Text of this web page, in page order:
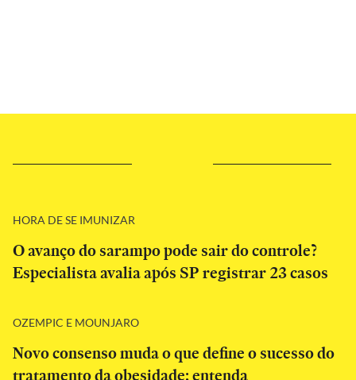
HORA DE SE IMUNIZAR
O avanço do sarampo pode sair do controle?
Especialista avalia após SP registrar 23 casos
OZEMPIC E MOUNJARO
Novo consenso muda o que define o sucesso do
tratamento da obesidade; entenda